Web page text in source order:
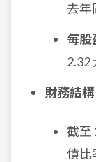
去年
每股
2.32
財務結構
截至
債比